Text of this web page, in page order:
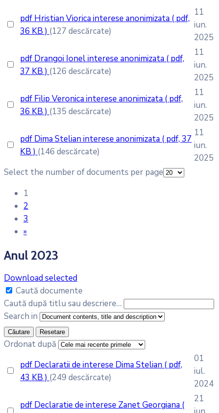
pdf Hristian Viorica interese anonimizata ( pdf,
36 KB ) (127 descărcate)
11
iun.
2025
pdf Drangoi Ionel interese anonimizata ( pdf,
37 KB ) (126 descărcate)
11
iun.
2025
pdf Filip Veronica interese anonimizata ( pdf,
36 KB ) (135 descărcate)
11
iun.
2025
pdf Dima Stelian interese anonimizata ( pdf, 37
KB ) (146 descărcate)
11
iun.
2025
Select the number of documents per page
1
2
3
»
Anul 2023
Download selected
Caută documente
Caută după titlu sau descriere…
Search in
Căutare Resetare
Ordonat după
pdf Declaratii de interese Dima Stelian ( pdf,
43 KB ) (249 descărcate)
01
iul.
2024
pdf Declaratie de interese Zanet Georgiana (
21